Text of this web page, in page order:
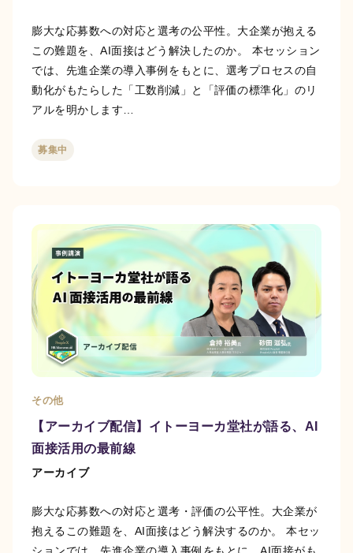
膨大な応募数への対応と選考の公平性。大企業が抱える
この難題を、AI面接はどう解決したのか。 本セッション
では、先進企業の導入事例をもとに、選考プロセスの自
動化がもたらした「工数削減」と「評価の標準化」のリ
アルを明かします…
募集中
その他
【アーカイブ配信】イトーヨーカ堂社が語る、AI
面接活用の最前線
アーカイブ
膨大な応募数への対応と選考・評価の公平性。大企業が
抱えるこの難題を、AI面接はどう解決するのか。 本セッ
ションでは、先進企業の導入事例をもとに、AI面接がも